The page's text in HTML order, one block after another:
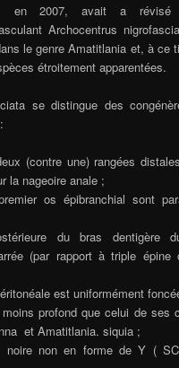
en 2007, avait a
Archocentrus
le genre Amatitlania et, à ce
étroitement apparentées.
se distingue des
(contre une) rangées
la nageoire anale ;
os épibranchial sont
du bras dentigère
(par rapport à triple épine
est uniformément
profond que celui de ses
et Amatitlania. siquia ;
noire non en forme de Y (